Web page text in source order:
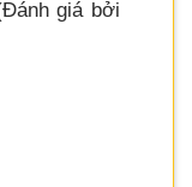
giá bởi